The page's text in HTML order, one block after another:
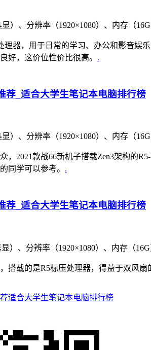
）、分辨率（1920×1080）、内存（16G
理器，用于日常的学习、办公和影音
好，这价位性价比很高。 .
）、分辨率（1920×1080）、内存（16G
，2021款战66新机子搭载Zen3架构的
同学可以参考。 .
）、分辨率（1920×1080）、内存（16G
搭载的是R5标压处理器，得益于双风
适合大学生笔记本电脑排行榜